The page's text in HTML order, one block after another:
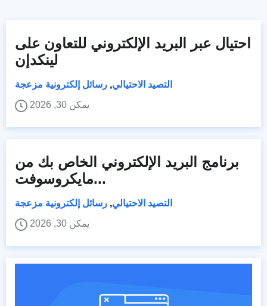
احتيال عبر البريد الإلكتروني للتعاون على
لينكدإن
التصيد الاحتيالي, رسائل إلكترونية مزعجة
يمكن 30, 2026
برنامج البريد الإلكتروني الخاص بك من
مايكروسوفت...
التصيد الاحتيالي, رسائل إلكترونية مزعجة
يمكن 30, 2026